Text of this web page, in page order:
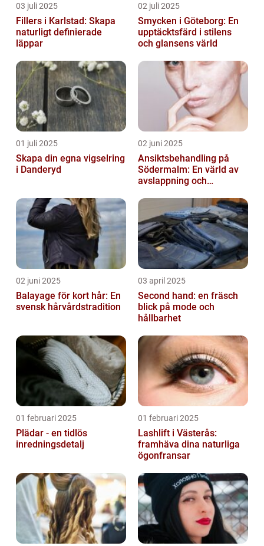
03 juli 2025
Fillers i Karlstad: Skapa
naturligt definierade
läppar
02 juli 2025
Smycken i Göteborg: En
upptäcktsfärd i stilens
och glansens värld
01 juli 2025
Skapa din egna vigselring
i Danderyd
02 juni 2025
Ansiktsbehandling på
Södermalm: En värld av
avslappning och
02 juni 2025
Balayage för kort hår: En
svensk hårvårdstradition
03 april 2025
Second hand: en fräsch
blick på mode och
hållbarhet
01 februari 2025
Plädar - en tidlös
inredningsdetalj
01 februari 2025
Lashlift i Västerås:
framhäva dina naturliga
ögonfransar